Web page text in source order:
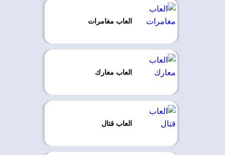
العاب مغامرات
العاب معارك
العاب قتال